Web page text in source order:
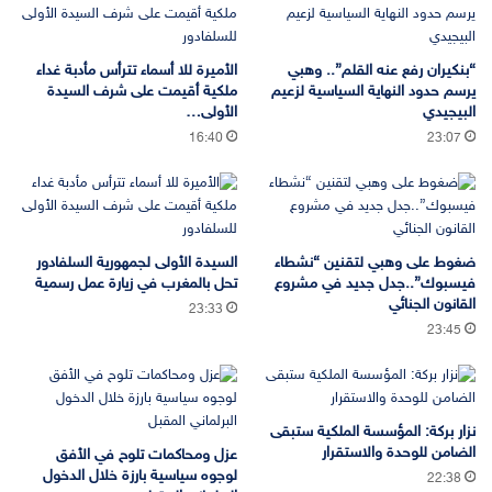
“بنكيران رفع عنه القلم”.. وهبي
يرسم حدود النهاية السياسية لزعيم
البيجيدي
23:07
الأميرة للا أسماء تترأس مأدبة غداء
ملكية أقيمت على شرف السيدة
الأولى…
16:40
ضغوط على وهبي لتقنين “نشطاء
فيسبوك”..جدل جديد في مشروع
القانون الجنائي
23:45
السيدة الأولى لجمهورية السلفادور
تحل بالمغرب في زيارة عمل رسمية
23:33
نزار بركة: المؤسسة الملكية ستبقى
الضامن للوحدة والاستقرار
22:38
عزل ومحاكمات تلوح في الأفق
لوجوه سياسية بارزة خلال الدخول